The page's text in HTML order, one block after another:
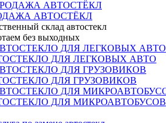
АВТОСТЁКЛ
склад автостекл
без выходных
ДЛЯ ЛЕГКОВЫХ АВТО
ДЛЯ ГРУЗОВИКОВ
ДЛЯ МИКРОАВТОБУСОВ